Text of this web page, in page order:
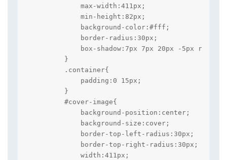
            max-width:411px;
            min-height:82px;
            background-color:#fff;
            border-radius:30px;
box-shadow:7px 7px 20px -5px
        }
        .container{
            padding:0 15px;
        }
        #cover-image{
            background-position:center;
            background-size:cover;
            border-top-left-radius:30px;
            border-top-right-radius:30px;
            width:411px;